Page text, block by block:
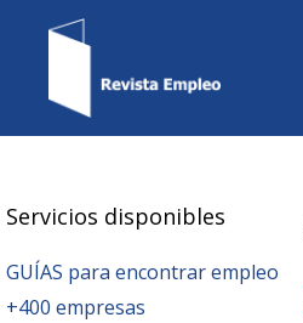
Servicios disponibles
GUÍAS para encontrar empleo
+400 empresas